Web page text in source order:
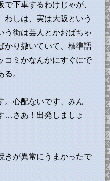
下車するわけじゃが、
しは、実は大阪という
う街は芸人とかおばちゃ
かり撒いていて、標準語
コミかなんかにすぐにで
る。
心配ないです、みん
…さあ！出発しましょ
が異常にうまかったで